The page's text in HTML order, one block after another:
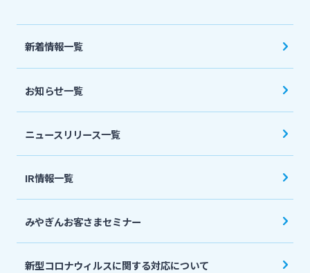
株主・投資家の皆さま
ニュースリリース一覧
採用情報
新着情報一覧
お知らせ一覧
ニュースリリース一覧
IR情報一覧
みやぎんお客さまセミナー
新型コロナウィルスに関する対応について